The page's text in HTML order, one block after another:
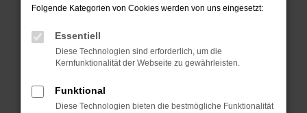
deine Suchmaschine?
Prüfe deine Browsererweiterungen.
Manche Erweiterungen, wie Werbeblocker,
können das Laden bestimmter Seiten
anderen Browser oder in einem privaten
Folgende Kategorien von Cookies werden von uns eingesetzt:
Essentiell
Diese Technologien sind erforderlich, um die
Kernfunktionalität der Webseite zu gewährleisten.
Funktional
Diese Technologien bieten die bestmögliche Funktionalität